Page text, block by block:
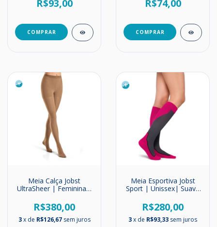
R$93,00 R$74,00
Meia Calça Jobst
UltraSheer | Feminina |
20-30 mmHg
R$380,00
3 x de R$126,67 sem juros
Meia Esportiva Jobst
Sport | Unissex| Suave
mmHg
R$280,00
3x de R$93,33 sem juros